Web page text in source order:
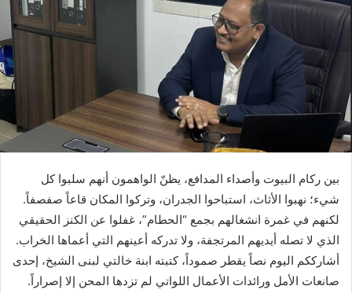
بين ركام البيوت وأصداء المدافع، يظنّ الواهمون أنهم سلبوا كل
شيء؛ نهبوا الأثاث، استباحوا الجدران، وتركوا المكان قاعاً صفصفاً.
لكنهم في غمرة انشغالهم بجمع “الحطام”، غفلوا عن الكنز الحقيقي
الذي لا تصله أيديهم المرتجفة، ولا تدركه أعينهم التي أعماها الخراب.
أشارككم اليوم نصاً يقطر صموداً، كتبته ابنة خالتي لبنى الشيخ، إحدى
صانعات الأمل ورائدات الأعمال اللواتي لم تزدها المحن إلا إصراراً.